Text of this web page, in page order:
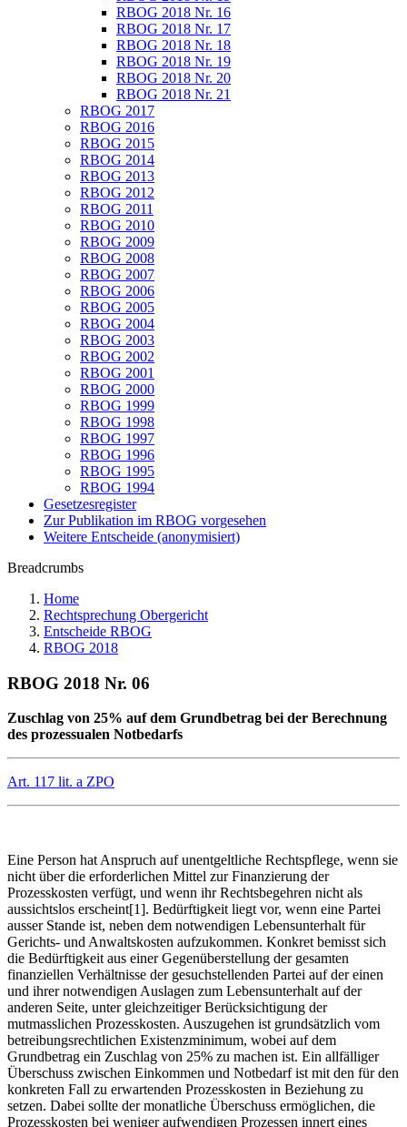
RBOG 2018 Nr. 16
RBOG 2018 Nr. 17
RBOG 2018 Nr. 18
RBOG 2018 Nr. 19
RBOG 2018 Nr. 20
RBOG 2018 Nr. 21
RBOG 2017
RBOG 2016
RBOG 2015
RBOG 2014
RBOG 2013
RBOG 2012
RBOG 2011
RBOG 2010
RBOG 2009
RBOG 2008
RBOG 2007
RBOG 2006
RBOG 2005
RBOG 2004
RBOG 2003
RBOG 2002
RBOG 2001
RBOG 2000
RBOG 1999
RBOG 1998
RBOG 1997
RBOG 1996
RBOG 1995
RBOG 1994
Gesetzesregister
Zur Publikation im RBOG vorgesehen
Weitere Entscheide (anonymisiert)
Breadcrumbs
Home
Rechtsprechung Obergericht
Entscheide RBOG
RBOG 2018
RBOG 2018 Nr. 06
Zuschlag von 25% auf dem Grundbetrag bei der Berechnung
des prozessualen Notbedarfs
Art. 117 lit. a ZPO
Eine Person hat Anspruch auf unentgeltliche Rechtspflege, wenn sie
nicht über die erforderlichen Mittel zur Finanzierung der
Prozesskosten verfügt, und wenn ihr Rechtsbegehren nicht als
aussichtslos erscheint[1]. Bedürftigkeit liegt vor, wenn eine Partei
ausser Stande ist, neben dem notwendigen Lebensunterhalt für
Gerichts- und Anwaltskosten aufzukommen. Konkret bemisst sich
die Bedürftigkeit aus einer Gegenüberstellung der gesamten
finanziellen Verhältnisse der gesuchstellenden Partei auf der einen
und ihrer notwendigen Auslagen zum Lebensunterhalt auf der
anderen Seite, unter gleichzeitiger Berücksichtigung der
mutmasslichen Prozesskosten. Auszugehen ist grundsätzlich vom
betreibungsrechtlichen Existenzminimum, wobei auf dem
Grundbetrag ein Zuschlag von 25% zu machen ist. Ein allfälliger
Überschuss zwischen Einkommen und Notbedarf ist mit den für den
konkreten Fall zu erwartenden Prozesskosten in Beziehung zu
setzen. Dabei sollte der monatliche Überschuss ermöglichen, die
Prozesskosten bei weniger aufwendigen Prozessen innert eines